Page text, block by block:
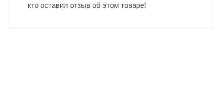
кто оставил отзыв об этом товаре!